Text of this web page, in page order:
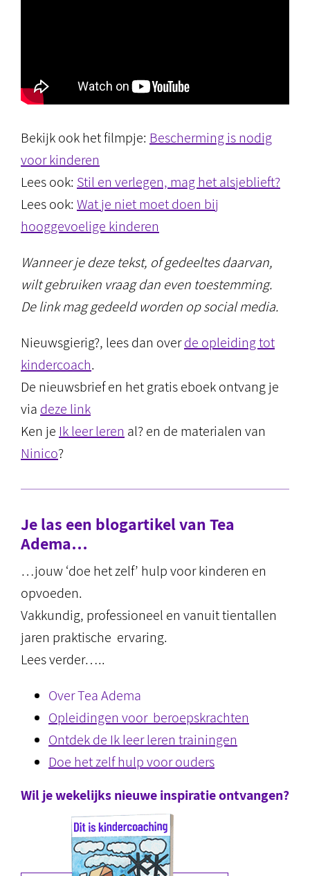
Bekijk ook het filmpje: Bescherming is nodig
voor kinderen
Lees ook: Stil en verlegen, mag het alsjeblieft?
Lees ook: Wat je niet moet doen bij
hooggevoelige kinderen
Wanneer je deze tekst, of gedeeltes daarvan,
wilt gebruiken vraag dan even toestemming.
De link mag gedeeld worden op social media.
Nieuwsgierig?, lees dan overde opleiding tot
kindercoach.
De nieuwsbrief en het gratis eboek ontvang je
via deze link
Ken je Ik leer leren al? en de materialen van
Ninico?
Je las een blogartikel van Tea
Adema…
…jouw ‘doe het zelf’ hulp voor kinderen en
opvoeden.
Vakkundig, professioneel en vanuit tientallen
jaren praktische ervaring.
Lees verder…..
Over Tea Adema
Opleidingen voor beroepskrachten
Ontdek de Ik leer leren trainingen
Doe het zelf hulp voor ouders
Wil je wekelijks nieuwe inspiratie ontvangen?